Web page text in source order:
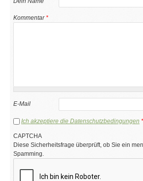
Kommentar*
E-Mail
Ich akzeptiere die Datenschutzbedingungen *
CAPTCHA
Diese Sicherheitsfrage überprüft, ob Sie ein
Spamming.